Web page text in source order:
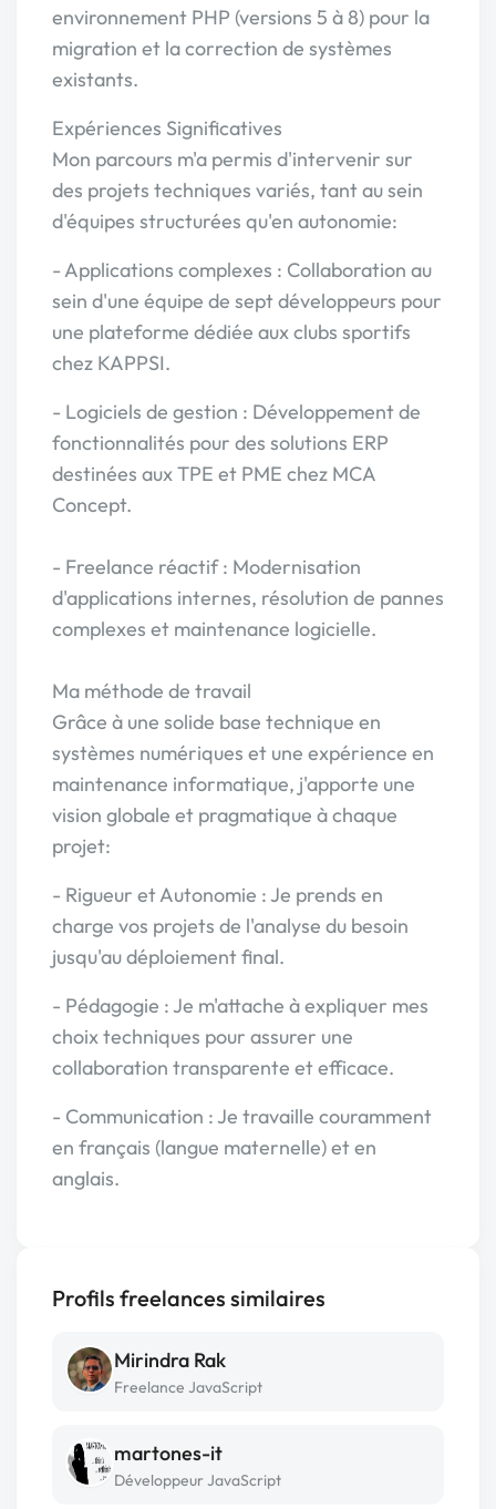
environnement PHP (versions 5 à 8) pour la
migration et la correction de systèmes
existants.
Expériences Significatives
Mon parcours m'a permis d'intervenir sur
des projets techniques variés, tant au sein
d'équipes structurées qu'en autonomie:
- Applications complexes : Collaboration au
sein d'une équipe de sept développeurs pour
une plateforme dédiée aux clubs sportifs
chez KAPPSI.
- Logiciels de gestion : Développement de
fonctionnalités pour des solutions ERP
destinées aux TPE et PME chez MCA
Concept.
- Freelance réactif : Modernisation
d'applications internes, résolution de pannes
complexes et maintenance logicielle.
Ma méthode de travail
Grâce à une solide base technique en
systèmes numériques et une expérience en
maintenance informatique, j'apporte une
vision globale et pragmatique à chaque
projet:
- Rigueur et Autonomie : Je prends en
charge vos projets de l'analyse du besoin
jusqu'au déploiement final.
- Pédagogie : Je m'attache à expliquer mes
choix techniques pour assurer une
collaboration transparente et efficace.
- Communication : Je travaille couramment
en français (langue maternelle) et en
anglais.
Profils freelances similaires
Mirindra Rak
Freelance JavaScript
martones-it
Développeur JavaScript